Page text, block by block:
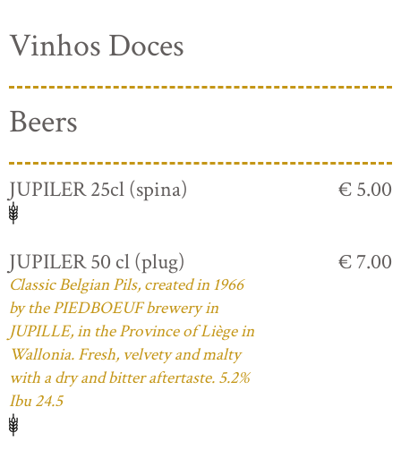
Vinhos Doces
Beers
JUPILER 25cl (spina) € 5.00
JUPILER 50 cl (plug)
Classic Belgian Pils, created in 1966
by the PIEDBOEUF brewery in
JUPILLE, in the Province of Liège in
Wallonia. Fresh, velvety and malty
with a dry and bitter aftertaste. 5.2%
Ibu 24.5
€ 7.00